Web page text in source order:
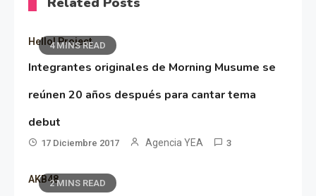
4 MINS READ
Hello! Project
Integrantes originales de Morning Musume se
reúnen 20 años después para cantar tema
debut
17 Diciembre 2017 Agencia YEA 3
2 MINS READ
AKB48